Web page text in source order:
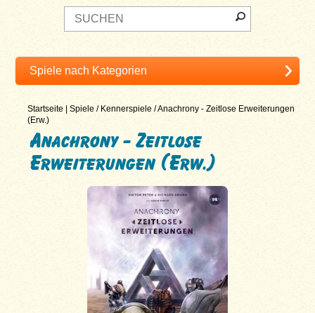
Startseite |Spiele / Kennerspiele /Anachrony - Zeitlose Erweiterungen
(Erw.)
Anachrony - Zeitlose
Erweiterungen (Erw.)